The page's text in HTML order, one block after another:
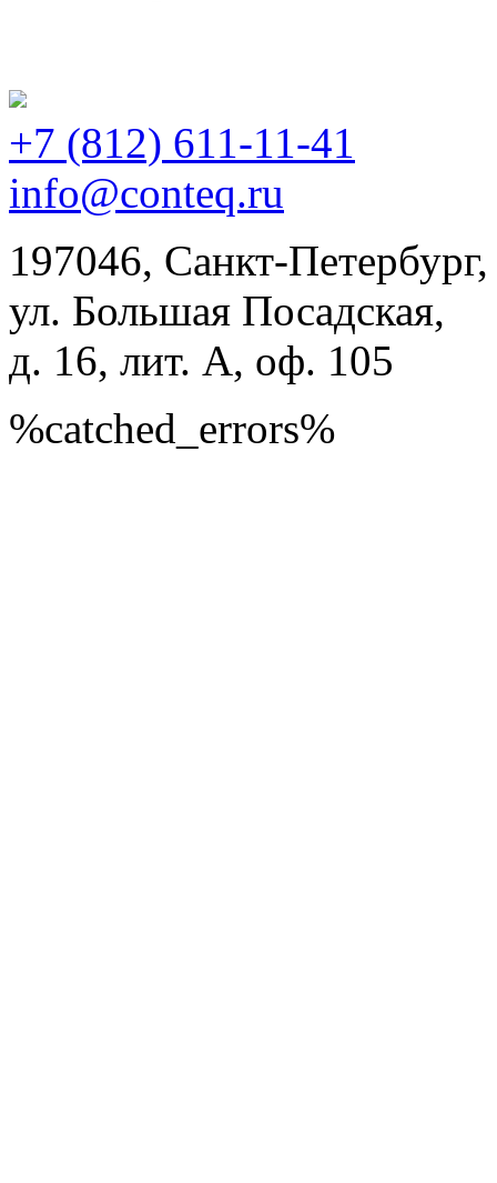
+7 (812) 611-11-41
info@conteq.ru
197046, Санкт-Петербург,
ул. Большая Посадская,
д. 16, лит. А, оф. 105
%catched_errors%